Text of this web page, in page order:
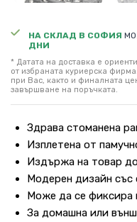
НА СКЛАД В СОФИЯ
ДНИ
* Датата на доставка е
от избраната куриерска
при Вас, както и финалната
завършване на поръчката.
Здрава стоманена
Изплетена от
Издържа на товар до
Модерен дизайн със
Може да се фиксира
За домашна или